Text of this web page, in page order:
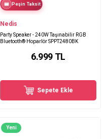
Peşin Taksit
Nedis
Party Speaker - 240W Taşınabilir RGB
Bluetooth® Hoparlör SPPT2480BK
6.999 TL
Sepete Ekle
Yeni